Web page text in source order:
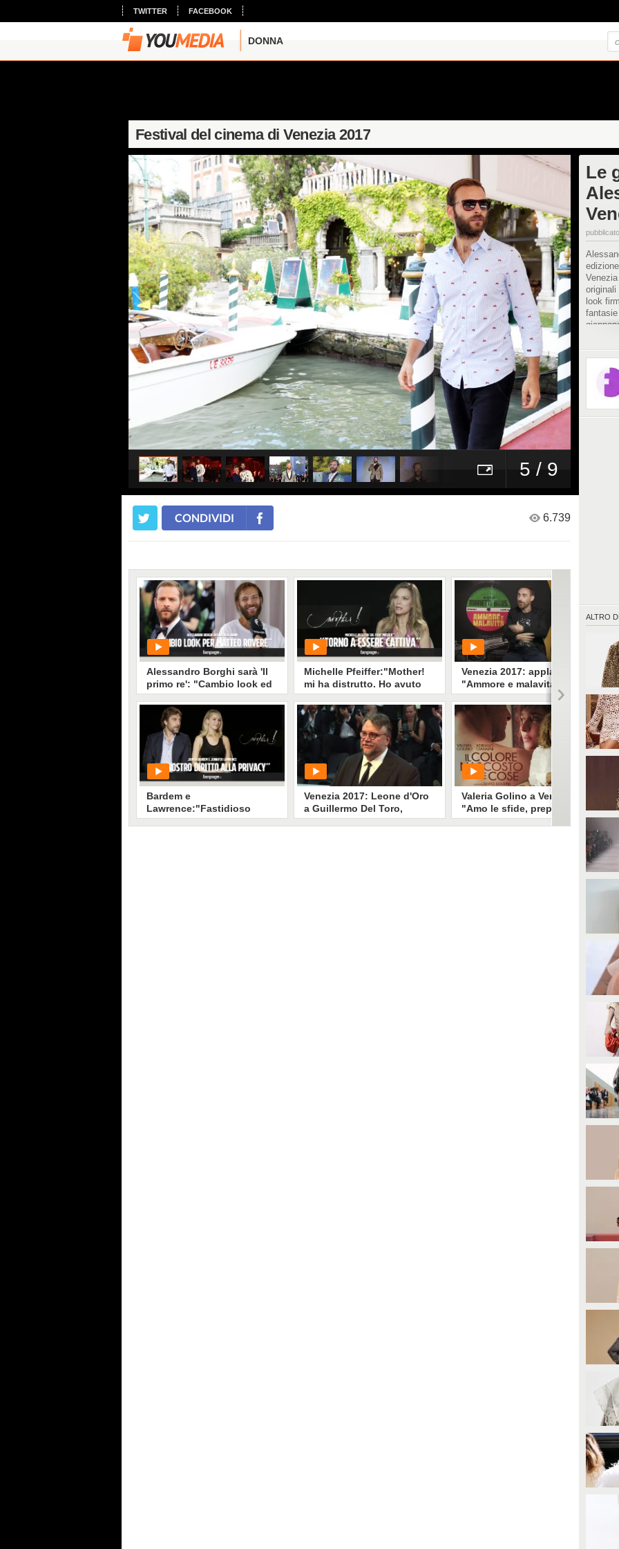
TWITTER FACEBOOK
DONNA
Festival del cinema di Venezia 2017
5 / 9
Le
originali
look
ALTRO DI
CONDIVIDI 6.739
Alessandro Borghi sarà 'Il
primo re': "Cambio look ed
extension per il nuovo film
di Matteo Rovere”
PLAY
319329• diEva Carducci
Bardem e
Lawrence:"Fastidioso
quando la gente si sente in
Michelle Pfeiffer:"Mother!
mi ha distrutto. Ho avuto
una reazione isterica”
PLAY
304506 • diEva Carducci
Venezia 2017: Leone d'Oro
a Guillermo Del Toro,
Charlotte Rampling
Venezia 2017: applausi per
"Ammore e malavita" dei
Manetti Bros, tra Bollywood
e Grease
PLAY
62• diSpettacolo Fanpage
Valeria Golino a Venezia:
"Amo le sfide, preparo il
mio film e non escludo di